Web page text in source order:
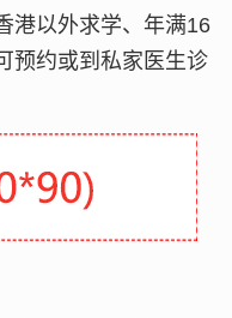
港以外求学、年满16
预约或到私家医生诊